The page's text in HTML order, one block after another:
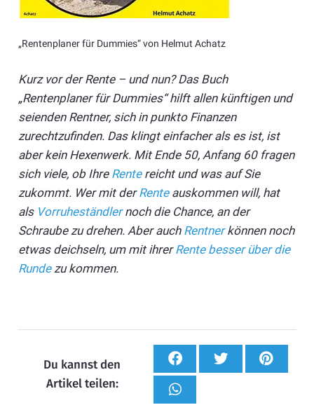
„Rentenplaner für Dummies“ von Helmut Achatz
Kurz vor der Rente – und nun? Das Buch
„Rentenplaner für Dummies“ hilft allen künftigen und
seienden Rentner, sich in punkto Finanzen
zurechtzufinden. Das klingt einfacher als es ist, ist
aber kein Hexenwerk. Mit Ende 50, Anfang 60 fragen
sich viele, ob Ihre Rentereicht und was auf Sie
zukommt. Wer mit derRenteauskommen will, hat
als Vorruheständlernoch die Chance, an der
Schraube zu drehen. Aber auch Rentnerkönnen noch
etwas deichseln, um mit ihrerRente besser über die
Rundezu kommen.
Du kannst den
Artikel teilen: